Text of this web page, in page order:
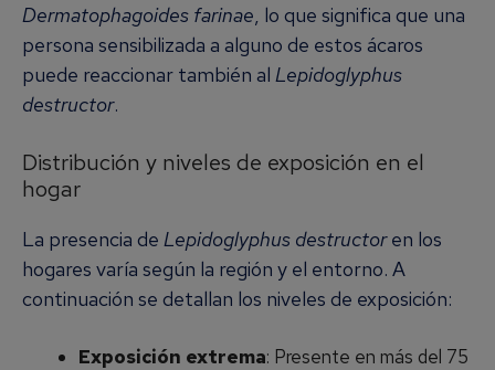
Dermatophagoides farinae, lo que significa que una
persona sensibilizada a alguno de estos ácaros
puede reaccionar también al Lepidoglyphus
destructor.
Distribución y niveles de exposición en el
hogar
La presencia de Lepidoglyphus destructoren los
hogares varía según la región y el entorno. A
continuación se detallan los niveles de exposición:
Exposición extrema: Presente en más del 75